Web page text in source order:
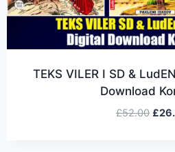
TEKS VILER I SD &
Download
£52.00 £